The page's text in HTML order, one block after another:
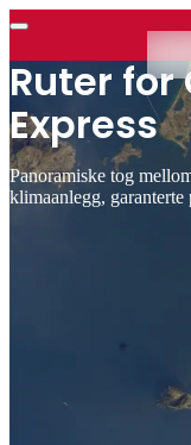
Ruter
Express
Panoramiske tog
klimaanlegg, garanterte